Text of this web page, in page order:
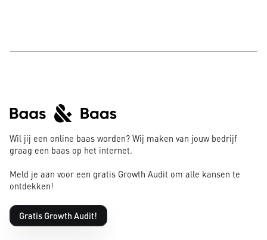
Wil jij een online baas worden? Wij maken van jouw bedrijf
graag een baas op het internet.
Meld je aan voor een gratis Growth Audit om alle kansen te
ontdekken!
Gratis Growth Audit!